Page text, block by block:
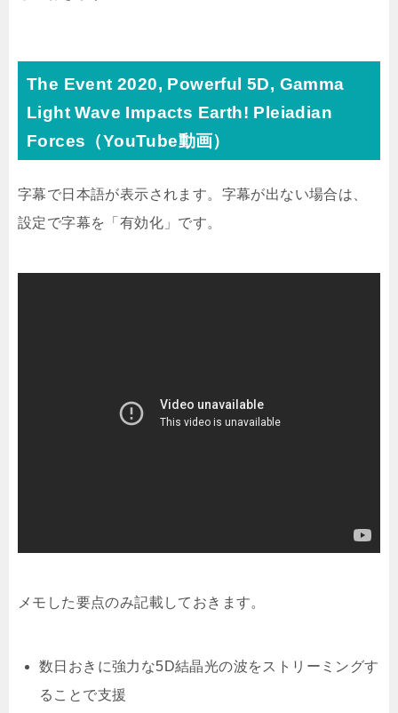
The Event 2020, Powerful 5D, Gamma
Light Wave Impacts Earth! Pleiadian
Forces（YouTube動画）
字幕で日本語が表示されます。字幕が出ない場合は、
設定で字幕を「有効化」です。
メモした要点のみ記載しておきます。
数日おきに強力な5D結晶光の波をストリーミングす
ることで支援